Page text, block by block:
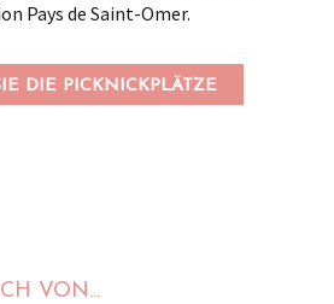
Pays de Saint-Omer.
DIE PICKNICKPLÄTZE
VON...